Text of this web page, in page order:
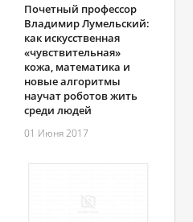
Почетный профессор
Владимир Лумельский:
как искусственная
«чувствительная»
кожа, математика и
новые алгоритмы
научат роботов жить
среди людей
01 Июня 2017